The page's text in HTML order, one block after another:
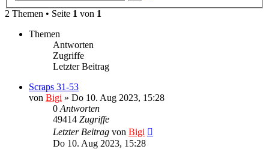
2 Themen • Seite 1 von 1
Themen
Antworten
Zugriffe
Letzter Beitrag
Scraps 31-53
von Bigi » Do 10. Aug 2023, 15:28
0 Antworten
49414 Zugriffe
Letzter Beitrag von Bigi
Do 10. Aug 2023, 15:28